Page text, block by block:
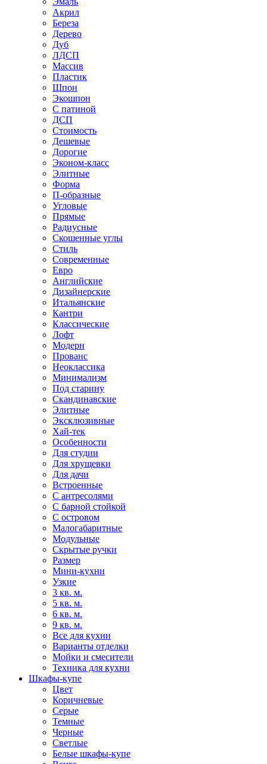
Акрил
Береза
Дерево
Дуб
ЛДСП
Массив
Пластик
Шпон
Экошпон
С патиной
ДСП
Стоимость
Дешевые
Дорогие
Эконом-класс
Элитные
Форма
П-образные
Угловые
Прямые
Радиусные
Скошенные углы
Стиль
Современные
Евро
Английские
Дизайнерские
Итальянские
Кантри
Классические
Лофт
Модерн
Прованс
Неоклассика
Минимализм
Под старину
Скандинавские
Элитные
Эксклюзивные
Хай-тек
Особенности
Для студии
Для хрущевки
Для дачи
Встроенные
С антресолями
С барной стойкой
С островом
Малогабаритные
Модульные
Скрытые ручки
Размер
Мини-кухни
Узкие
3 кв. м.
5 кв. м.
6 кв. м.
9 кв. м.
Все для кухни
Варианты отделки
Мойки и смесители
Техника для кухни
Шкафы-купе
Цвет
Коричневые
Серые
Темные
Черные
Светлые
Белые шкафы-купе